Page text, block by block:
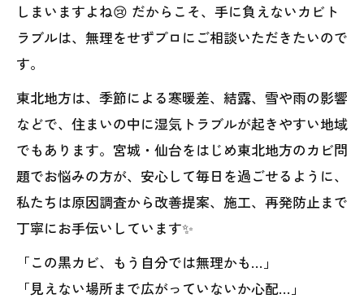
しまいますよね😢 だからこそ、手に負えないカビト
ラブルは、無理をせずプロにご相談いただきたいので
す。
東北地方は、季節による寒暖差、結露、雪や雨の影響
などで、住まいの中に湿気トラブルが起きやすい地域
でもあります。宮城・仙台をはじめ東北地方のカビ問
題でお悩みの方が、安心して毎日を過ごせるように、
私たちは原因調査から改善提案、施工、再発防止まで
丁寧にお手伝いしています✨
「この黒カビ、もう自分では無理かも…」
「見えない場所まで広がっていないか心配…」